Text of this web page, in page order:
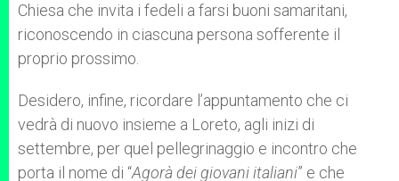
Chiesa che invita i fedeli a farsi buoni samaritani,
riconoscendo in ciascuna persona sofferente il
proprio prossimo.
Desidero, infine, ricordare l’appuntamento che ci
vedrà di nuovo insieme a Loreto, agli inizi di
settembre, per quel pellegrinaggio e incontro che
porta il nome di “Agorà dei giovani italiani” e che